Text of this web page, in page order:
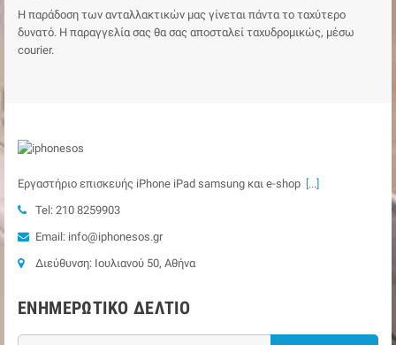
Η παράδοση των ανταλλακτικών μας γίνεται πάντα το ταχύτερο
δυνατό. Η παραγγελία σας θα σας αποσταλεί ταχυδρομικώς, μέσω
courier.
Εργαστήριο επισκευής iPhone iPad samsung και e-shop [...]
Tel: 210 8259903
Email: info@iphonesos.gr
Διεύθυνση: Ιουλιανού 50, Αθήνα
ΕΝΗΜΕΡΩΤΙΚΌ ΔΕΛΤΊΟ